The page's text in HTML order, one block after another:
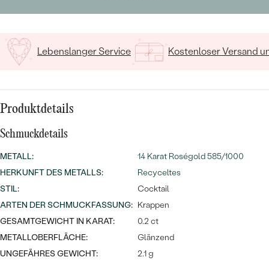
Meistverkaufte
Eheringe
NACH MATERIAL
GOLD
SILBER
SCHMUCK MIT LAB GROWN
DIAMANTEN
NACH STYL
PERSONALISIERT
MINIMALISTISCH
NACH ANLASS
LUXURIÖSE
Lebenslanger Service Kostenloser Versand
Produktdetails
Schmuckdetails
METALL:
14 Karat Roségold 585/1000
HERKUNFT DES METALLS:
Recyceltes
STIL:
Cocktail
ARTEN DER SCHMUCKFASSUNG: Krappen
GESAMTGEWICHT IN KARAT:
0.2 ct
METALLOBERFLÄCHE:
Glänzend
UNGEFÄHRES GEWICHT:
2.1 g